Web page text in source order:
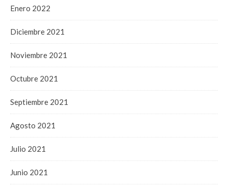
Enero 2022
Diciembre 2021
Noviembre 2021
Octubre 2021
Septiembre 2021
Agosto 2021
Julio 2021
Junio 2021